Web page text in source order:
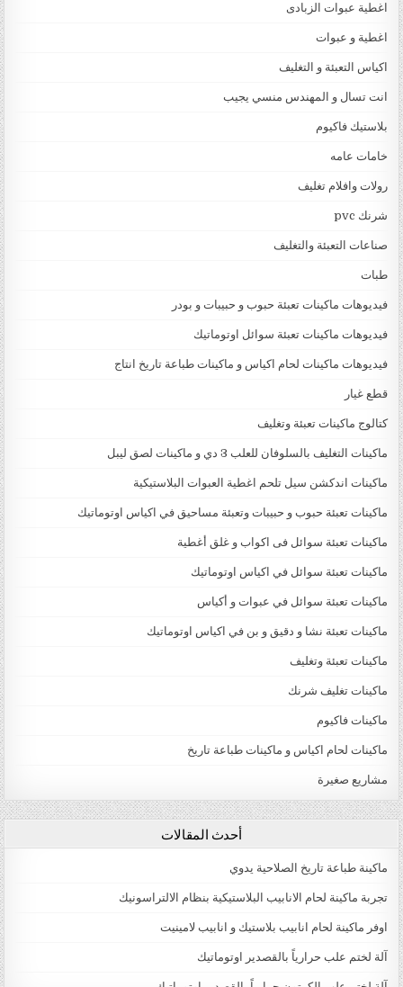
اغطية عبوات الزبادى
اغطية و عبوات
اكياس التعبئة و التغليف
انت تسال و المهندس منسي يجيب
بلاستيك فاكيوم
خامات عامه
رولات وافلام تغليف
شرنك pvc
صناعات التعبئة والتغليف
طبات
فيديوهات ماكينات تعبئة حبوب و حبيبات و بودر
فيديوهات ماكينات تعبئة سوائل اوتوماتيك
فيديوهات ماكينات لحام اكياس و ماكينات طباعة تاريخ انتاج
قطع غيار
كتالوج ماكينات تعبئة وتغليف
ماكينات التغليف بالسلوفان للعلب 3 دي و ماكينات لصق ليبل
ماكينات اندكشن سيل تلحم اغطية العبوات البلاستيكية
ماكينات تعبئة حبوب و حبيبات وتعبئة مساحيق في اكياس اوتوماتيك
ماكينات تعبئة سوائل فى اكواب و غلق أغطية
ماكينات تعبئة سوائل في اكياس اوتوماتيك
ماكينات تعبئة سوائل في عبوات و أكياس
ماكينات تعبئة نشا و دقيق و بن في اكياس اوتوماتيك
ماكينات تعبئة وتغليف
ماكينات تغليف شرنك
ماكينات فاكيوم
ماكينات لحام اكياس و ماكينات طباعة تاريخ
مشاريع صغيرة
أحدث المقالات
ماكينة طباعة تاريخ الصلاحية يدوي
تجربة ماكينة لحام الانابيب البلاستيكية بنظام الالتراسونيك
اوفر ماكينة لحام انابيب بلاستيك و انابيب لامينيت
آلة لختم علب حرارياً بالقصدير اوتوماتيك